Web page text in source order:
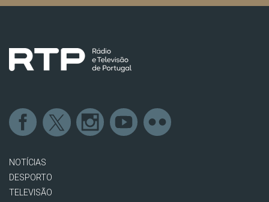
NOTÍCIAS
DESPORTO
TELEVISÃO